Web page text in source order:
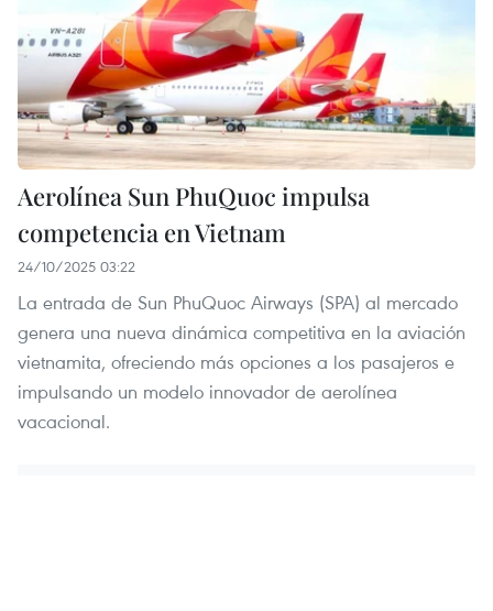
Aerolínea Sun PhuQuoc impulsa
competencia en Vietnam
24/10/2025 03:22
La entrada de Sun PhuQuoc Airways (SPA) al mercado
genera una nueva dinámica competitiva en la aviación
vietnamita, ofreciendo más opciones a los pasajeros e
impulsando un modelo innovador de aerolínea
vacacional.